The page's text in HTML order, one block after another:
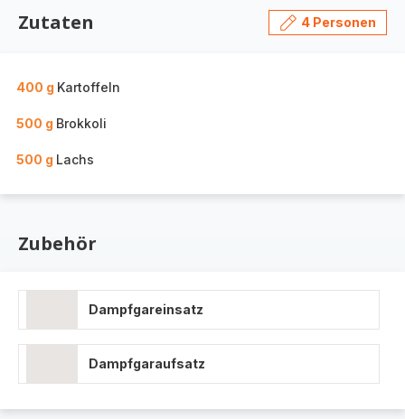
Zutaten 4 Personen
400 g Kartoffeln
500 g Brokkoli
500 g Lachs
Zubehör
Dampfgareinsatz
Dampfgaraufsatz